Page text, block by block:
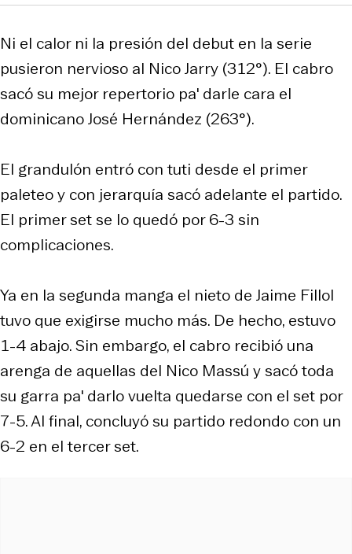
Ni el calor ni la presión del debut en la serie
pusieron nervioso al Nico Jarry (312°). El cabro
sacó su mejor repertorio pa' darle cara el
dominicano José Hernández (263°).
El grandulón entró con tuti desde el primer
paleteo y con jerarquía sacó adelante el partido.
El primer set se lo quedó por 6-3 sin
complicaciones.
Ya en la segunda manga el nieto de Jaime Fillol
tuvo que exigirse mucho más. De hecho, estuvo
1-4 abajo. Sin embargo, el cabro recibió una
arenga de aquellas del Nico Massú y sacó toda
su garra pa' darlo vuelta quedarse con el set por
7-5. Al final, concluyó su partido redondo con un
6-2 en el tercer set.